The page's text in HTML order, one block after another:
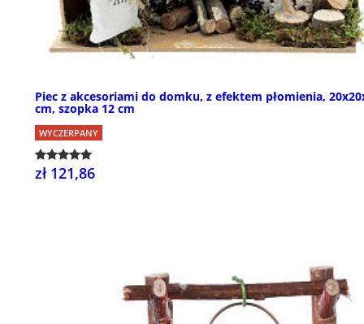
Piec z akcesoriami do domku, z efektem płomienia,
cm, szopka 12 cm
WYCZERPANY
zł 121,86